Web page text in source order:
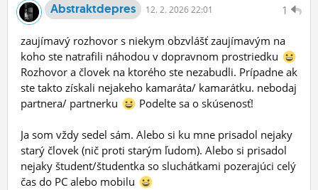
1
Abstraktdepres 12. 2. 2026 22:01
zaujímavý rozhovor s niekym obzvlášť zaujímavým na
koho ste natrafili náhodou v dopravnom prostriedku
Rozhovor a človek na ktorého ste nezabudli. Prípadne ak
ste takto získali nejakeho kamaráta/ kamarátku. nebodaj
partnera/ partnerku
Podelte sa o skúsenosť!
Ja som vždy sedel sám. Alebo si ku mne prisadol nejaky
starý človek (nič proti starým ľudom). Alebo si prisadol
nejaky študent/študentka so sluchátkami pozerajúci celý
čas do PC alebo mobilu